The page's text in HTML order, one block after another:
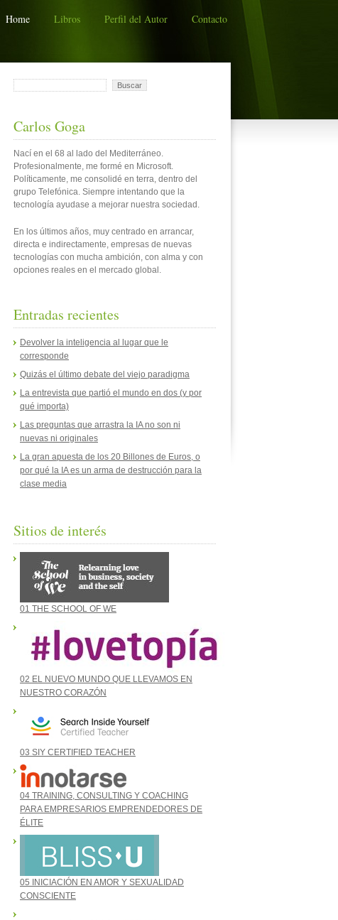
Home Libros Perfil del Autor Contacto
Buscar:
Carlos Goga
Nací en el 68 al lado del Mediterráneo.
Profesionalmente, me formé en Microsoft.
Políticamente, me consolidé en terra, dentro del
grupo Telefónica. Siempre intentando que la
tecnología ayudase a mejorar nuestra sociedad.
En los últimos años, muy centrado en arrancar,
directa e indirectamente, empresas de nuevas
tecnologías con mucha ambición, con alma y con
opciones reales en el mercado global.
Entradas recientes
Devolver la inteligencia al lugar que le
corresponde
Quizás el último debate del viejo paradigma
La entrevista que partió el mundo en dos (y por
qué importa)
Las preguntas que arrastra la IA no son ni
nuevas ni originales
La gran apuesta de los 20 Billones de Euros, o
por qué la IA es un arma de destrucción para la
clase media
Sitios de interés
01 THE SCHOOL OF WE
02 EL NUEVO MUNDO QUE LLEVAMOS EN
NUESTRO CORAZÓN
03 SIY CERTIFIED TEACHER
04 TRAINING, CONSULTING Y COACHING
PARA EMPRESARIOS EMPRENDEDORES DE
ÉLITE
05 INICIACIÓN EN AMOR Y SEXUALIDAD
CONSCIENTE